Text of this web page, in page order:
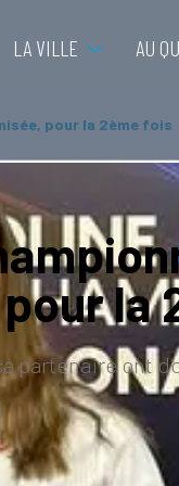
LA VILLE AU
pour la 2ème fois
la
partenaire ont